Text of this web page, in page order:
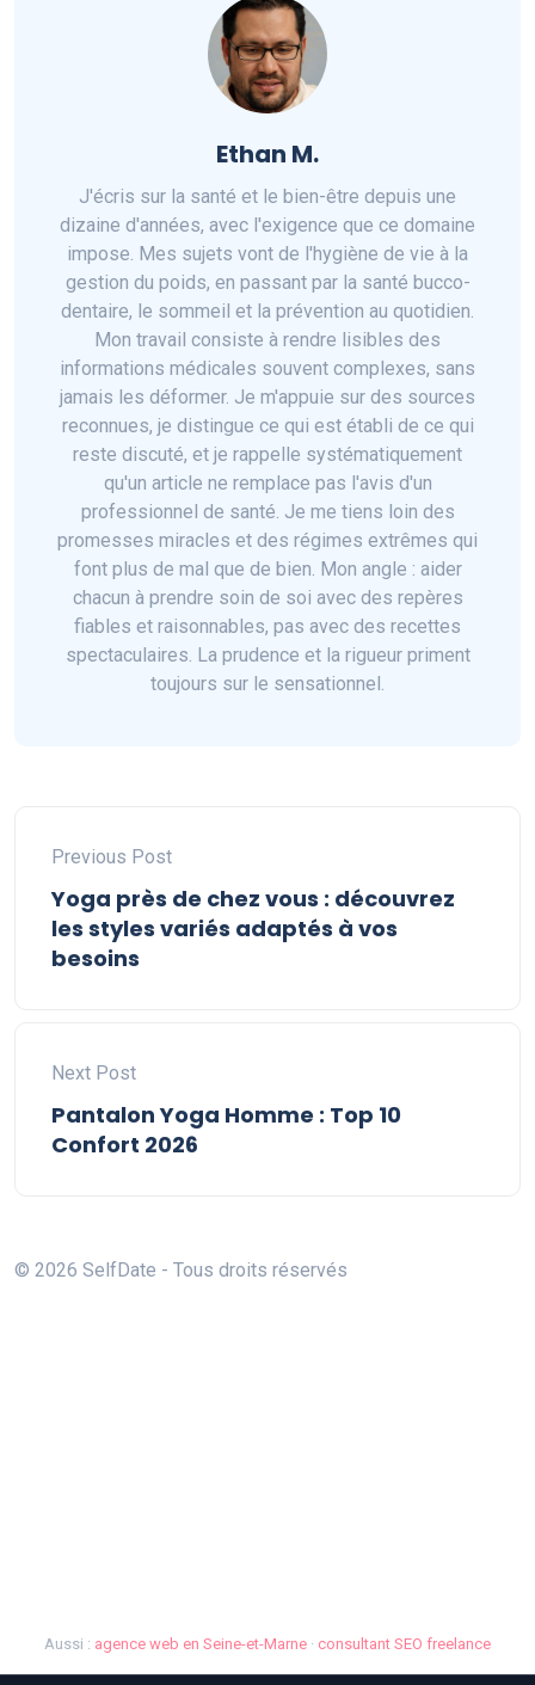
Ethan M.
J'écris sur la santé et le bien-être depuis une
dizaine d'années, avec l'exigence que ce domaine
impose. Mes sujets vont de l'hygiène de vie à la
gestion du poids, en passant par la santé bucco-
dentaire, le sommeil et la prévention au quotidien.
Mon travail consiste à rendre lisibles des
informations médicales souvent complexes, sans
jamais les déformer. Je m'appuie sur des sources
reconnues, je distingue ce qui est établi de ce qui
reste discuté, et je rappelle systématiquement
qu'un article ne remplace pas l'avis d'un
professionnel de santé. Je me tiens loin des
promesses miracles et des régimes extrêmes qui
font plus de mal que de bien. Mon angle : aider
chacun à prendre soin de soi avec des repères
fiables et raisonnables, pas avec des recettes
spectaculaires. La prudence et la rigueur priment
toujours sur le sensationnel.
Previous Post
Yoga près de chez vous : découvrez
les styles variés adaptés à vos
besoins
Next Post
Pantalon Yoga Homme : Top 10
Confort 2026
© 2026 SelfDate - Tous droits réservés
Aussi : agence web en Seine-et-Marne · consultant SEO freelance